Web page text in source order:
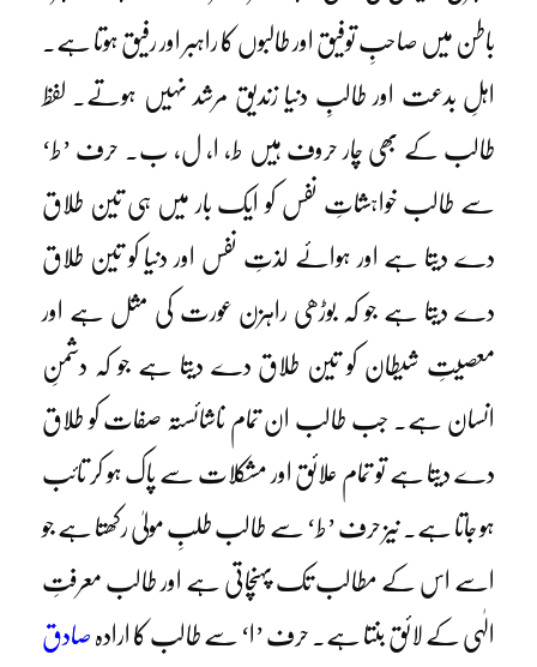
باطن میں صاحبِ توفیق اور طالبوں کا راہبر اور رفیق ہوتا ہے۔
اہلِ بدعت اور طالبِ دنیا زندیق مرشد نہیں ہوتے۔ لفظ
طالب کے بھی چار حروف ہیں ط، ا، ل، ب۔ حرف ’ط‘
سے طالب خواہشاتِ نفس کو ایک بار میں ہی تین طلاق
دے دیتا ہے اور ہوائے لذتِ نفس اور دنیا کو تین طلاق
دے دیتا ہے جو کہ بوڑھی راہزن عورت کی مثل ہے اور
معصیتِ شیطان کو تین طلاق دے دیتا ہے جو کہ دشمنِ
انسان ہے۔ جب طالب ان تمام ناشائستہ صفات کو طلاق
دے دیتا ہے تو تمام علائق اور مشکلات سے پاک ہو کر تائب
ہو جاتا ہے۔ نیز حرف ’ط‘ سے طالب طلبِ مولیٰ رکھتا ہے جو
اسے اس کے مطالب تک پہنچاتی ہے اور طالب معرفتِ
الٰہی کے لائق بنتا ہے۔ حرف ’ا‘ سے طالب کا ارادہ صادق